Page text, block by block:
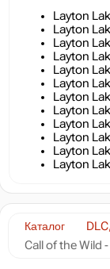
Каталог
Call of the Wild
Layton
Layton
Layton
Layton
Layton
Layton
Layton
Layton
Layton
Layton
Layton
Layton